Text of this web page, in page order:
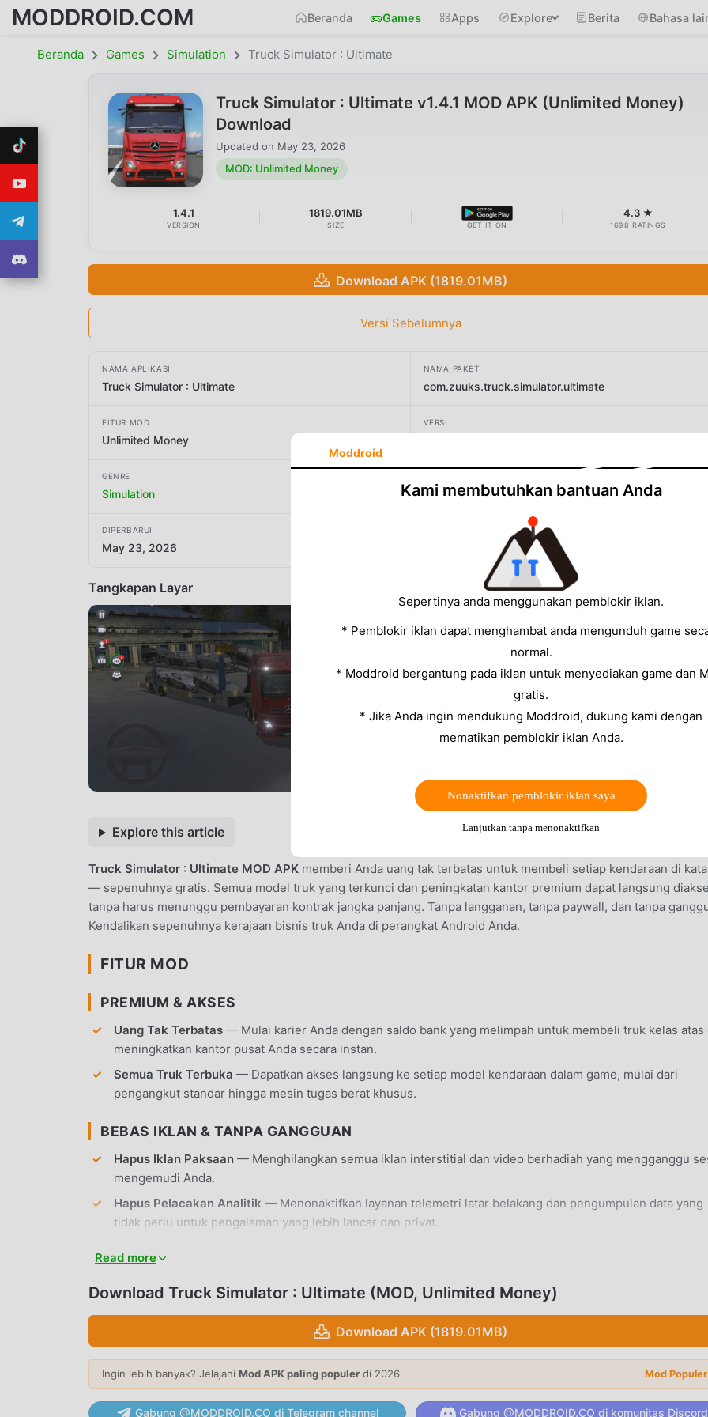
MODDROID.COM Beranda Games Apps Explore Berita Bahasa
Beranda Games Simulation Truck Simulator : Ultimate
Truck Simulator : Ultimate v1.4.1 MOD APK (Unlimited Money)
Download
Updated on May 23, 2026
MOD: Unlimited Money
1.4.1
VERSION
1819.01MB
SIZE GET IT ON
4.3 ★
1698 RATINGS
Download APK (1819.01MB)
Versi Sebelumnya
NAMA APLIKASI
Truck Simulator : Ultimate
NAMA PAKET
com.zuuks.truck.simulator.ultimate
FITUR MOD
Unlimited Money
VERSI
GENRE
Simulation Zuuks Games
DIPERBARUI
May 23, 2026
Tangkapan Layar
Explore this article
Truck Simulator : Ultimate MOD APK memberi Anda uang tak terbatas untuk membeli setiap kendaraan di
— sepenuhnya gratis. Semua model truk yang terkunci dan peningkatan kantor premium dapat langsung
tanpa harus menunggu pembayaran kontrak jangka panjang. Tanpa langganan, tanpa paywall, dan tanpa
Kendalikan sepenuhnya kerajaan bisnis truk Anda di perangkat Android Anda.
FITUR MOD
PREMIUM & AKSES
Uang Tak Terbatas — Mulai karier Anda dengan saldo bank yang melimpah untuk membeli truk kelas atas
meningkatkan kantor pusat Anda secara instan.
Semua Truk Terbuka — Dapatkan akses langsung ke setiap model kendaraan dalam game, mulai dari
pengangkut standar hingga mesin tugas berat khusus.
BEBAS IKLAN & TANPA GANGGUAN
Hapus Iklan Paksaan — Menghilangkan semua iklan interstitial dan video berhadiah yang mengganggu
mengemudi Anda.
Hapus Pelacakan Analitik — Menonaktifkan layanan telemetri latar belakang dan pengumpulan data yang
tidak perlu untuk pengalaman yang lebih lancar dan privat.
FITUR APLIKASI
rute, dan mengoptimalkan armada truk Anda.
Read more
Download Truck Simulator : Ultimate (MOD, Unlimited Money)
Download APK (1819.01MB)
Ingin lebih banyak? Jelajahi Mod APK paling populer di 2026. Mod
Gabung @MODDROID.CO di Telegram channel Gabung @MODDROID.CO di komunitas Discord
Moddroid
Kami membutuhkan bantuan Anda
Sepertinya anda menggunakan pemblokir iklan.
* Pemblokir iklan dapat menghambat anda mengunduh game
normal.
* Moddroid bergantung pada iklan untuk menyediakan game dan
gratis.
* Jika Anda ingin mendukung Moddroid, dukung kami dengan
mematikan pemblokir iklan Anda.
Nonaktifkan pemblokir iklan saya
Lanjutkan tanpa menonaktifkan